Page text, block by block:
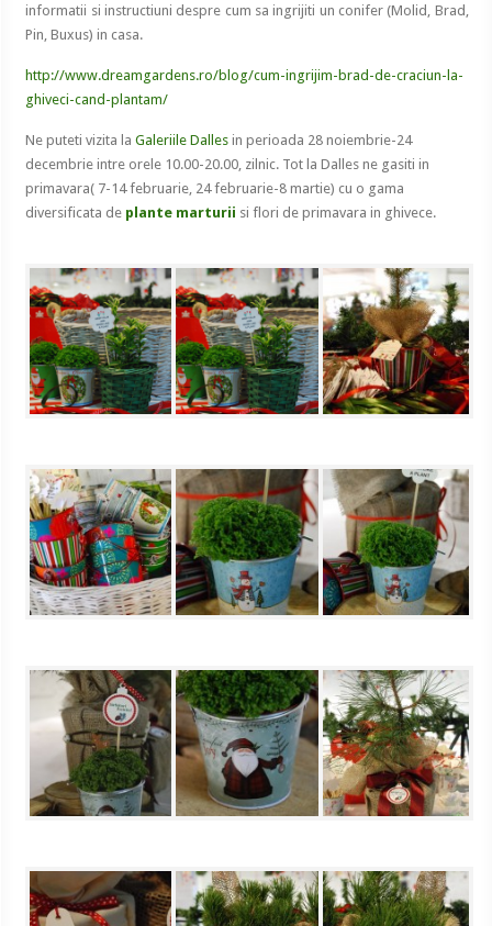
informatii si instructiuni despre cum sa ingrijiti un conifer (Molid, Brad,
Pin, Buxus) in casa.
http://www.dreamgardens.ro/blog/cum-ingrijim-brad-de-craciun-la-
ghiveci-cand-plantam/
Ne puteti vizita laGaleriile Dallesin perioada 28 noiembrie-24
decembrie intre orele 10.00-20.00, zilnic. Tot la Dalles ne gasiti in
primavara( 7-14 februarie, 24 februarie-8 martie) cu o gama
diversificata de plante marturii si flori de primavara in ghivece.